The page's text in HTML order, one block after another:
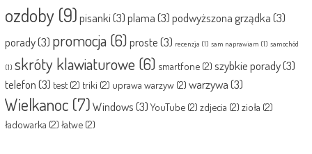
ozdoby (9)pisanki(3)plama(3)podwyższona grządka(3)
porady(3) promocja(6)proste(3) recenzja (1) sam naprawiam (1) samochód
(1) skróty klawiaturowe (6) smartfone(2) szybkie porady(3)
telefon(3) test(2) triki (2) uprawa warzyw(2) warzywa(3)
Wielkanoc (7)Windows(3) YouTube(2) zdjecia (2) zioła (2)
ładowarka (2) łatwe(2)